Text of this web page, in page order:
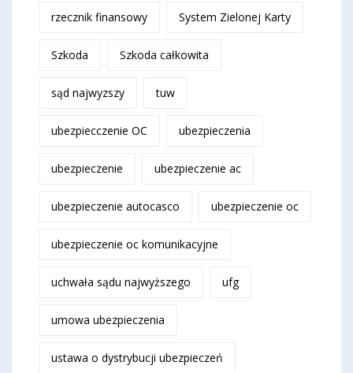
rzecznik finansowy System Zielonej Karty
Szkoda Szkoda całkowita
sąd najwyzszy tuw
ubezpiecczenie OC ubezpieczenia
ubezpieczenie ubezpieczenie ac
ubezpieczenie autocasco ubezpieczenie oc
ubezpieczenie oc komunikacyjne
uchwała sądu najwyższego ufg
umowa ubezpieczenia
ustawa o dystrybucji ubezpieczeń